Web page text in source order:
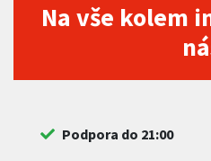
Na vše kolem
Podpora do 21:00